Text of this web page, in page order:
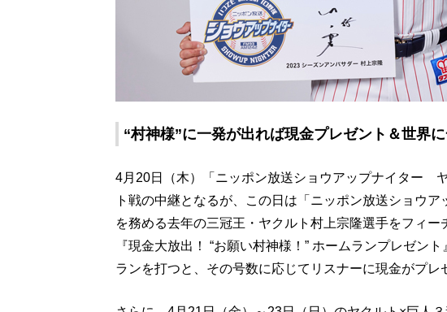
“村神様”に一発が出れば現金プレゼント＆世界
4月20日（木）「ニッポン放送ショウアップナイター
ト戦の中継となるが、この日は「ニッポン放送ショウア
を務める去年の三冠王・ヤクルト村上宗隆選手をフィー
『現金大放出！ “お願い村神様！” ホームランプレゼン
ランを打つと、その号数に応じてリスナーに現金がプレ